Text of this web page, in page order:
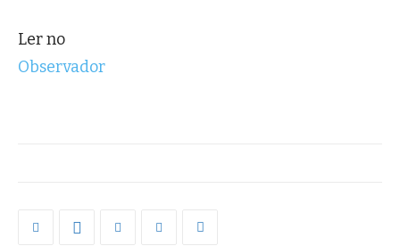
Ler no
Observador